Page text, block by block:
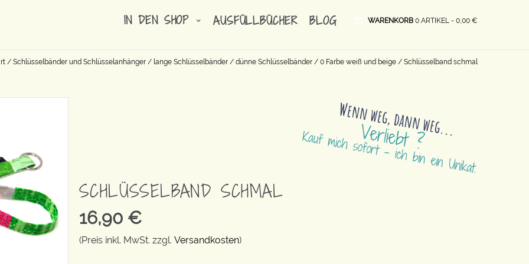
IN DEN SHOP AUSFÜLLBÜCHER BLOG WARENKORB 0 ARTIKEL - 0,00 €
/ Schlüsselbänder und Schlüsselanhänger / lange Schlüsselbänder / dünne Schlüsselbänder / 0 Farbe weiß und beige / Schlüsselband schmal
SCHLÜSSELBAND SCHMAL
16,90 €
(Preis inkl. MwSt. zzgl. Versandkosten)